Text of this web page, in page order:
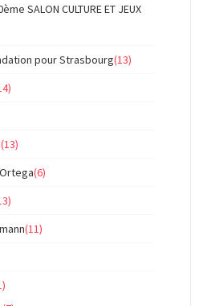
SALON CULTURE ET JEUX
pour Strasbourg(13)
(13)
(6)
(11)